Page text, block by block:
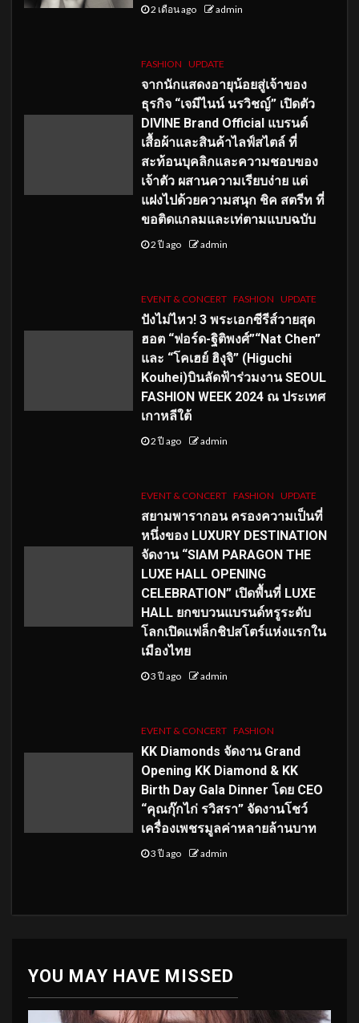
2 เดือน ago admin
FASHION UPDATE
จากนักแสดงอายุน้อยสู่เจ้าของ
ธุรกิจ “เจมีไนน์ นรวิชญ์” เปิดตัว
DIVINE Brand Official แบรนด์
เสื้อผ้าและสินค้าไลฟ์สไตล์ ที่
สะท้อนบุคลิกและความชอบของ
เจ้าตัว ผสานความเรียบง่าย แต่
แฝงไปด้วยความสนุก ชิค สตรีท ที่
ขอติดแกลมและเท่ตามแบบฉบับ
2 ปี ago admin
EVENT & CONCERT FASHION UPDATE
ปังไม่ไหว! 3 พระเอกซีรีส์วายสุด
ฮอต “ฟอร์ด-ฐิติพงศ์”“Nat Chen”
และ “โคเฮย์ ฮิงุจิ” (Higuchi
Kouhei)บินลัดฟ้าร่วมงาน SEOUL
FASHION WEEK 2024 ณ ประเทศ
เกาหลีใต้
2 ปี ago admin
EVENT & CONCERT FASHION UPDATE
สยามพารากอน ครองความเป็นที่
หนึ่งของ LUXURY DESTINATION
จัดงาน “SIAM PARAGON THE
LUXE HALL OPENING
CELEBRATION” เปิดพื้นที่ LUXE
HALL ยกขบวนแบรนด์หรูระดับ
โลกเปิดแฟล็กชิปสโตร์แห่งแรกใน
เมืองไทย
3 ปี ago admin
EVENT & CONCERT FASHION
KK Diamonds จัดงาน Grand
Opening KK Diamond & KK
Birth Day Gala Dinner โดย CEO
“คุณกุ๊กไก่ รวิสรา” จัดงานโชว์
เครื่องเพชรมูลค่าหลายล้านบาท
3 ปี ago admin
YOU MAY HAVE MISSED